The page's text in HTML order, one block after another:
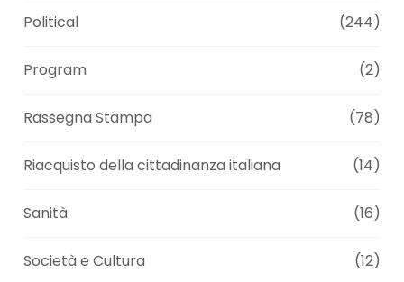
Political (244)
Program (2)
Rassegna Stampa (78)
Riacquisto della cittadinanza italiana (14)
Sanità (16)
Società e Cultura (12)